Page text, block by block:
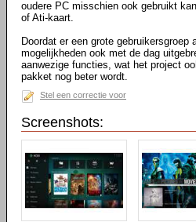
oudere PC misschien ook gebruikt
of Ati-kaart.
Doordat er een grote
mogelijkheden ook met de dag
aanwezige functies, wat het project
pakket nog beter wordt.
Stel een correctie voor
Screenshots: